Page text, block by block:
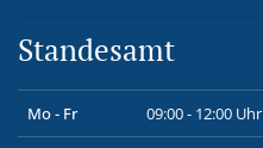
Standesamt
Mo - Fr 09:00 - 12:00 Uhr